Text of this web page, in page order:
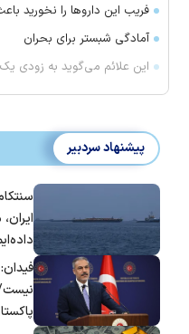
فریب این دارو‌ها را نخورید
آمادگی شبستر برای بحران
این علائم می‌گوید به زودی
پیشنهاد سردبیر